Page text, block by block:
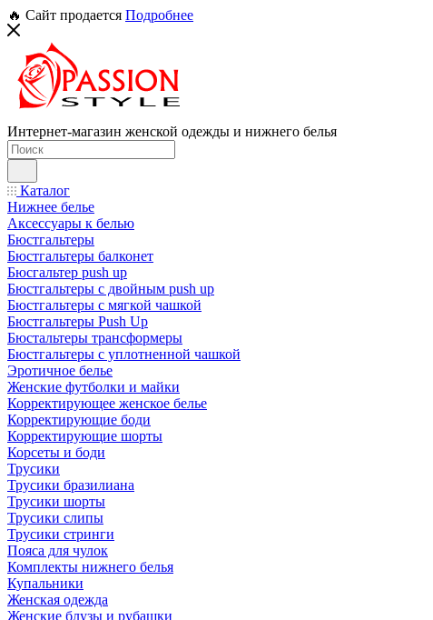
🔥 Сайт продается Подробнее
Интернет-магазин женской одежды и нижнего белья
Каталог
Нижнее белье
Аксессуары к белью
Бюстгальтеры
Бюстгальтеры балконет
Бюсгальтер push up
Бюстгальтеры с двойным push up
Бюстгальтеры с мягкой чашкой
Бюстгальтеры Push Up
Бюстальтеры трансформеры
Бюстгальтеры с уплотненной чашкой
Эротичное белье
Женские футболки и майки
Корректирующее женское белье
Корректирующие боди
Корректирующие шорты
Корсеты и боди
Трусики
Трусики бразилиана
Трусики шорты
Трусики слипы
Трусики стринги
Пояса для чулок
Комплекты нижнего белья
Купальники
Женская одежда
Женские блузы и рубашки